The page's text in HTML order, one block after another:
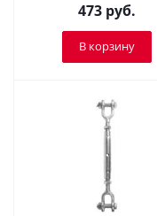
473 руб.
В корзину